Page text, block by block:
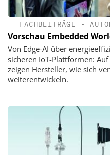
FACHBEITRÄGE •
Vorschau Embedded
Von Edge-AI über
sicheren IoT-Plattformen:
zeigen Hersteller, wie sich
weiterentwickeln.